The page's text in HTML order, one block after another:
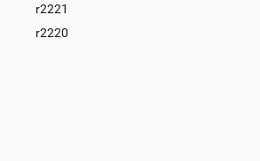
r2221
r2220